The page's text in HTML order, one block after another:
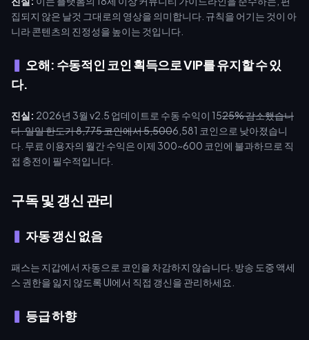
집되지 않은 날것 그대로의 영상을 의미합니다. 규칙을 어기는 것이 아
니라 콘텐츠의 진정성을 높이는 것입니다.
오해: 수동적인 코인 획득으로 VIP를 유지할 수 있
다.
진실: 2026년 3월 v2.5 업데이트로 수동 수익이 1525% 감소했습니
다. 일일 한도가 8,775 코인에서 5,5006,581 코인으로 낮아졌습니
다. 무료 이용자의 월간 수익은 이제 300~600 코인에 불과하므로 직
접 충전이 필수적입니다.
구독 및 갱신 관리
자동 갱신 없음
패스는 지갑에서 자동으로 코인을 차감하지 않습니다. 방송 도중 액세
스 권한을 잃지 않도록 UI에서 직접 갱신을 관리하세요.
등급 하향